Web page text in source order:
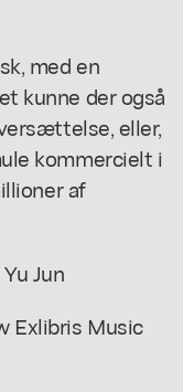
med en
kunne der også
eller,
kommercielt i
af
Jun
Exlibris Music